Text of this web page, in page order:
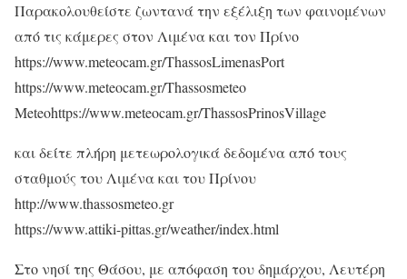
Παρακολουθείστε ζωντανά την εξέλιξη των φαινομένων
από τις κάμερες στον Λιμένα και τον Πρίνο
https://www.meteocam.gr/ThassosLimenasPort
https://www.meteocam.gr/Thassosmeteo
Meteohttps://www.meteocam.gr/ThassosPrinosVillage
και δείτε πλήρη μετεωρολογικά δεδομένα από τους
σταθμούς του Λιμένα και του Πρίνου
http://www.thassosmeteo.gr
https://www.attiki-pittas.gr/weather/index.html
Στο νησί της Θάσου, με απόφαση του δημάρχου, Λευτέρη